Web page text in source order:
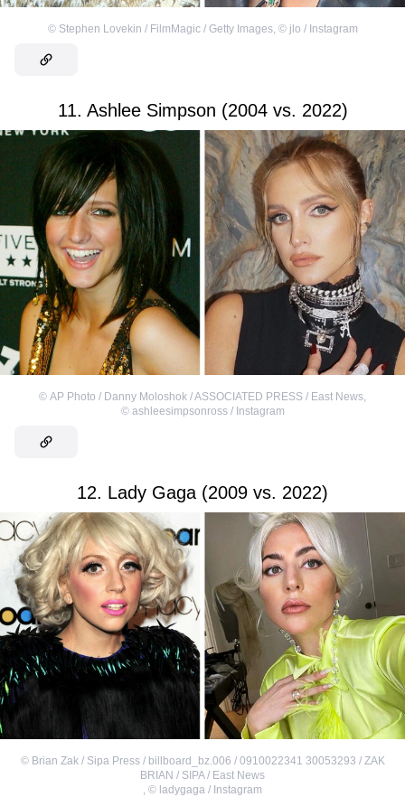
© Stephen Lovekin / FilmMagic / Getty Images, © jlo / Instagram
11. Ashlee Simpson (2004 vs. 2022)
© AP Photo / Danny Moloshok / ASSOCIATED PRESS / East News
© ashleesimpsonross / Instagram
12. Lady Gaga (2009 vs. 2022)
© Brian Zak / Sipa Press / billboard_bz.006 / 0910022341 30053293 / ZAK
BRIAN / SIPA / East News
© ladygaga / Instagram